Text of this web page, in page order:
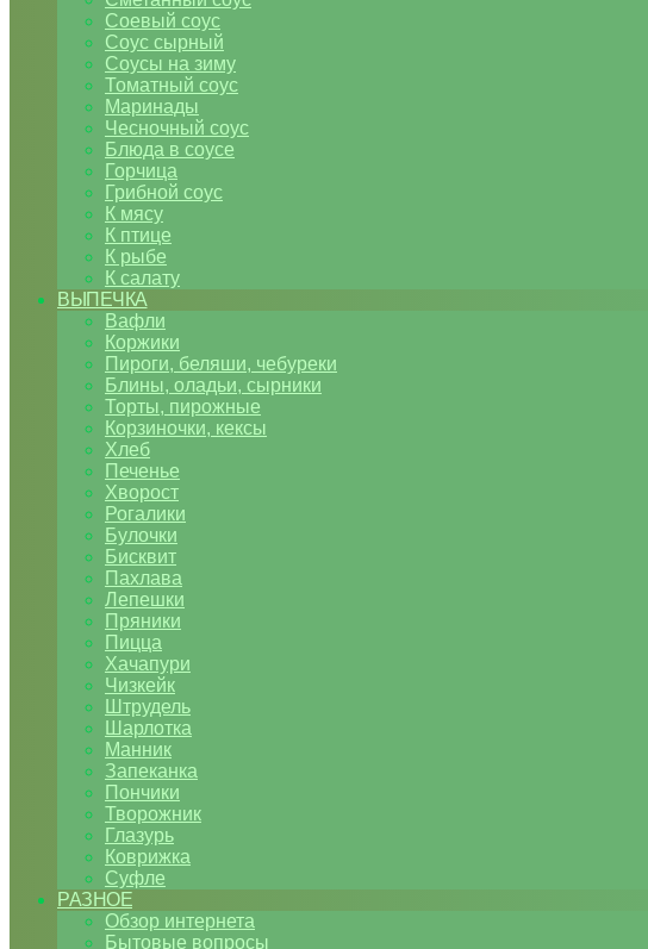
Соевый соус
Соус сырный
Соусы на зиму
Томатный соус
Маринады
Чесночный соус
Блюда в соусе
Горчица
Грибной соус
К мясу
К птице
К рыбе
К салату
ВЫПЕЧКА
Вафли
Коржики
Пироги, беляши, чебуреки
Блины, оладьи, сырники
Торты, пирожные
Корзиночки, кексы
Хлеб
Печенье
Хворост
Рогалики
Булочки
Бисквит
Пахлава
Лепешки
Пряники
Пицца
Хачапури
Чизкейк
Штрудель
Шарлотка
Манник
Запеканка
Пончики
Творожник
Глазурь
Коврижка
Суфле
РАЗНОЕ
Обзор интернета
Бытовые вопросы